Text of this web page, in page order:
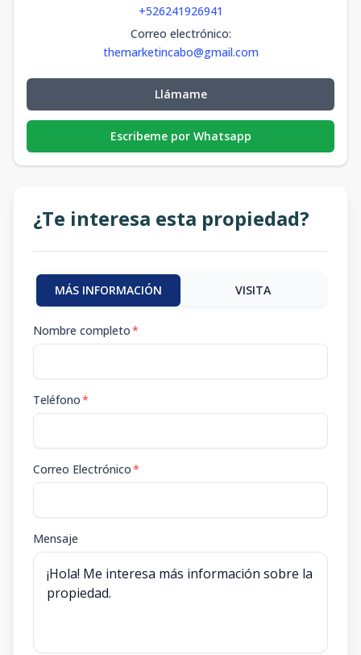
+526241926941
Correo electrónico:
themarketincabo@gmail.com
Llámame
Escribeme por Whatsapp
¿Te interesa esta propiedad?
MÁS INFORMACIÓN VISITA
Nombre completo*
Teléfono*
Correo Electrónico*
Mensaje